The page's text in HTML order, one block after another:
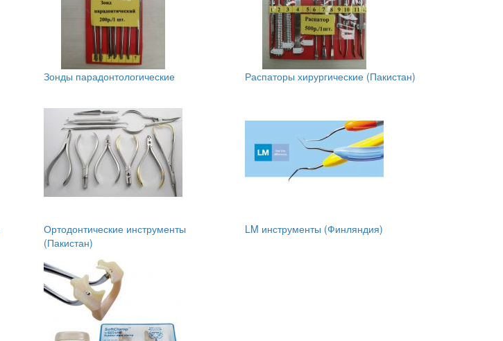
Зонды парадонтологические Распаторы хирургические (Пакистан)
Ортодонтические инструменты
(Пакистан)
LM инструменты (Финляндия)